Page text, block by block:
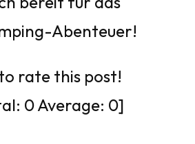
Abenteuer!
rate this post!
0Average: 0]